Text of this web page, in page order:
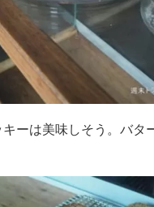
ーは美味しそう。バタ